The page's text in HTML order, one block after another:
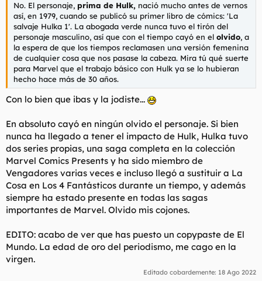
No. El personaje, prima de Hulk, nació mucho antes de vernos
así, en 1979, cuando se publicó su primer libro de cómics: 'La
salvaje Hulka 1'. La abogada verde nunca tuvo el tirón del
personaje masculino, así que con el tiempo cayó en el olvido, a
la espera de que los tiempos reclamasen una versión femenina
de cualquier cosa que nos pasase la cabeza. Mira tú qué suerte
para Marvel que el trabajo básico con Hulk ya se lo hubieran
hecho hace más de 30 años.
Con lo bien que ibas y la jodiste...
En absoluto cayó en ningún olvido el personaje. Si bien
nunca ha llegado a tener el impacto de Hulk, Hulka tuvo
dos series propias, una saga completa en la colección
Marvel Comics Presents y ha sido miembro de
Vengadores varias veces e incluso llegó a sustituir a La
Cosa en Los 4 Fantásticos durante un tiempo, y además
siempre ha estado presente en todas las sagas
importantes de Marvel. Olvido mis cojones.
EDITO: acabo de ver que has puesto un copypaste de El
Mundo. La edad de oro del periodismo, me cago en la
virgen.
Editado cobardemente: 18 Ago 2022